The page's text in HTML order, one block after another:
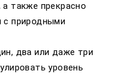
также прекрасно
с природными
два или даже три
уровень